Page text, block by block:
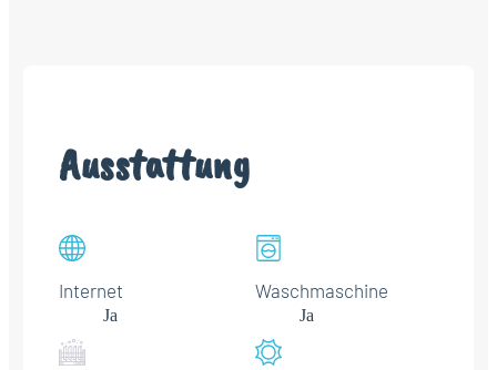
Ausstattung
Internet
Ja
Waschmaschine
Ja